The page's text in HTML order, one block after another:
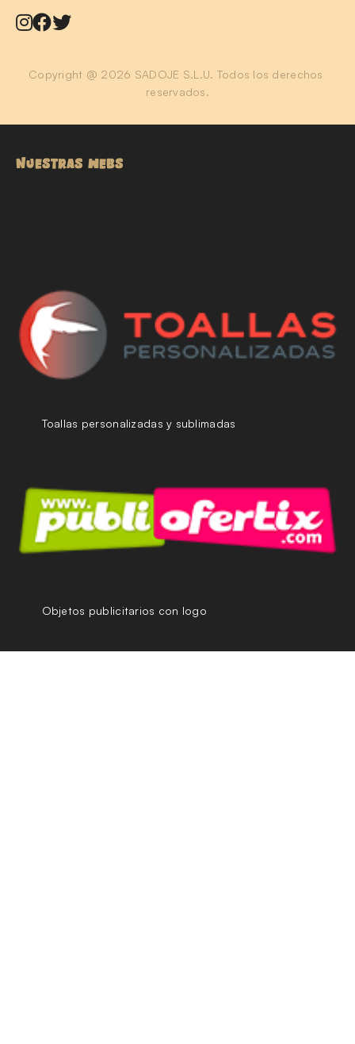
Copyright @ 2026 SADOJE S.L.U. Todos los derechos
reservados.
NUESTRAS WEBS
Toallas personalizadas y sublimadas
Objetos publicitarios con logo